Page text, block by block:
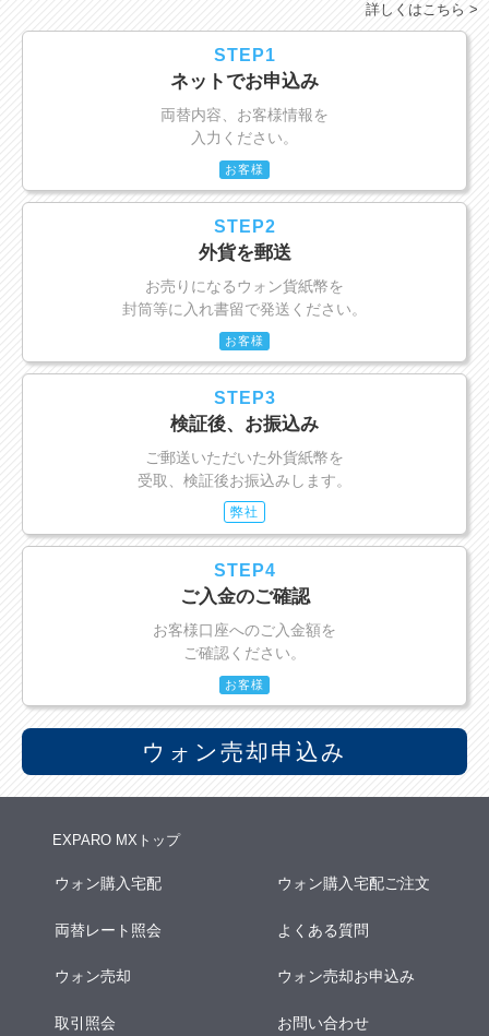
詳しくはこちら >
STEP1
ネットでお申込み
両替内容、お客様情報を
入力ください。
お客様
STEP2
外貨を郵送
お売りになるウォン貨紙幣を
封筒等に入れ書留で発送ください。
お客様
STEP3
検証後、お振込み
ご郵送いただいた外貨紙幣を
受取、検証後お振込みします。
弊社
STEP4
ご入金のご確認
お客様口座へのご入金額を
ご確認ください。
お客様
ウォン売却申込み
EXPARO MXトップ
ウォン購入宅配 ウォン購入宅配ご注文
両替レート照会 よくある質問
ウォン売却 ウォン売却お申込み
取引照会 お問い合わせ